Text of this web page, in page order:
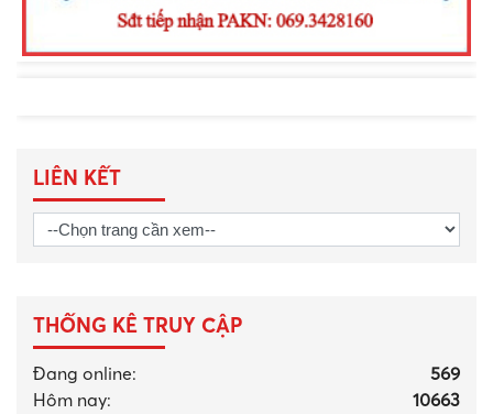
LIÊN KẾT
THỐNG KÊ TRUY CẬP
Đang online:
569
Hôm nay:
10663